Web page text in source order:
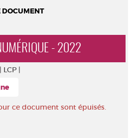
DOCUMENT
- 2022
LCP |
ce document sont épuisés.